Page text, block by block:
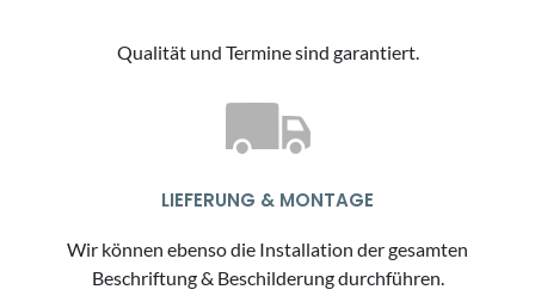
Qualität und Termine sind garantiert.
LIEFERUNG & MONTAGE
Wir können ebenso die Installation der gesamten
Beschriftung & Beschilderung durchführen.